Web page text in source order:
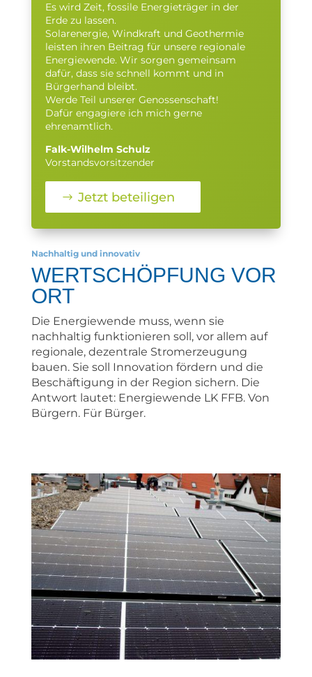
Es wird Zeit, fossile Energieträger in der
Erde zu lassen.
Solarenergie, Windkraft und Geothermie
leisten ihren Beitrag für unsere regionale
Energiewende. Wir sorgen gemeinsam
dafür, dass sie schnell kommt und in
Bürgerhand bleibt.
Werde Teil unserer Genossenschaft!
Dafür engagiere ich mich gerne
ehrenamtlich.
Falk-Wilhelm Schulz
Vorstandsvorsitzender
Jetzt beteiligen
Nachhaltig und innovativ
WERTSCHÖPFUNG VOR
ORT
Die Energiewende muss, wenn sie
nachhaltig funktionieren soll, vor allem auf
regionale, dezentrale Stromerzeugung
bauen. Sie soll Innovation fördern und die
Beschäftigung in der Region sichern. Die
Antwort lautet: Energiewende LK FFB. Von
Bürgern. Für Bürger.